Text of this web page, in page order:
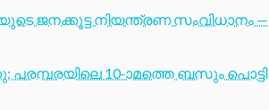
ജനക്കൂട്ട നിയന്ത്രണ സംവിധാനം —
10-ാമത്തെ ബസും പൊട്ടി